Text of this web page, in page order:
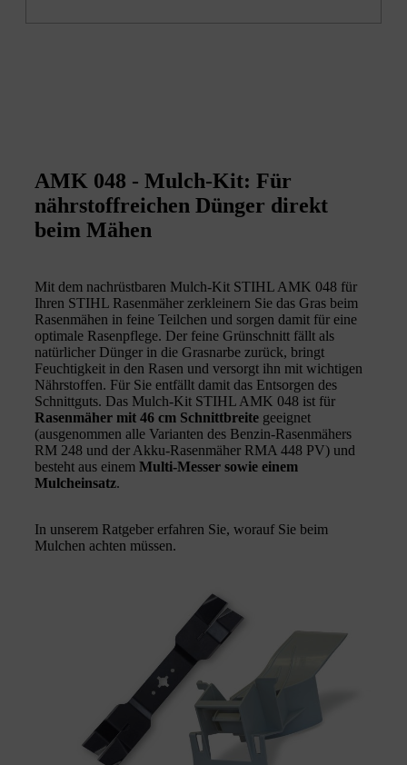
AMK 048 - Mulch-Kit: Für
nährstoffreichen Dünger direkt
beim Mähen
Mit dem nachrüstbaren Mulch-Kit STIHL AMK 048 für
Ihren STIHL Rasenmäher zerkleinern Sie das Gras beim
Rasenmähen in feine Teilchen und sorgen damit für eine
optimale Rasenpflege. Der feine Grünschnitt fällt als
natürlicher Dünger in die Grasnarbe zurück, bringt
Feuchtigkeit in den Rasen und versorgt ihn mit wichtigen
Nährstoffen. Für Sie entfällt damit das Entsorgen des
Schnittguts. Das Mulch-Kit STIHL AMK 048 ist für
Rasenmäher mit 46 cm Schnittbreite geeignet
(ausgenommen alle Varianten des Benzin-Rasenmähers
RM 248 und der Akku-Rasenmäher RMA 448 PV) und
besteht aus einem Multi-Messer sowie einem
Mulcheinsatz.
In unserem Ratgeber erfahren Sie, worauf Sie beim
Mulchen achten müssen.